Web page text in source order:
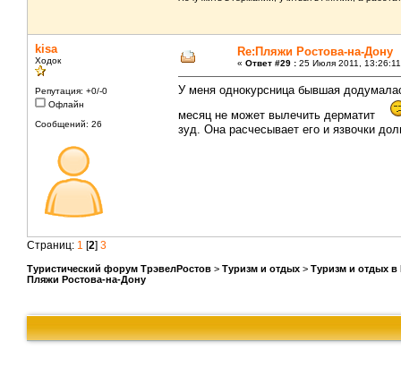
kisa
Ходок
Репутация: +0/-0
Офлайн
Сообщений: 26
Re:Пляжи Ростова-на-Дону
« Ответ #29 : 25 Июля 2011,
У меня однокурсница бывшая
месяц не может вылечить дерматит
зуд. Она расчесывает его и язвочки
Страниц: 1 [2] 3
Туристический форум ТрэвелРостов > Туризм и отдых > Туризм и отдых в
Пляжи Ростова-на-Дону